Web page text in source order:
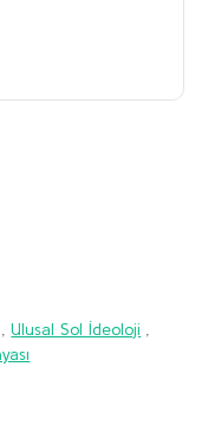
,Ulusal Sol İdeoloji